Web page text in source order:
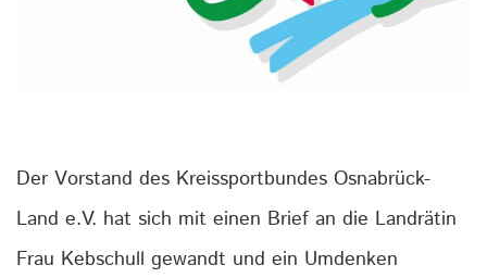
Der Vorstand des Kreissportbundes Osnabrück-
Land e.V. hat sich mit einen Brief an die Landrätin
Frau Kebschull gewandt und ein Umdenken